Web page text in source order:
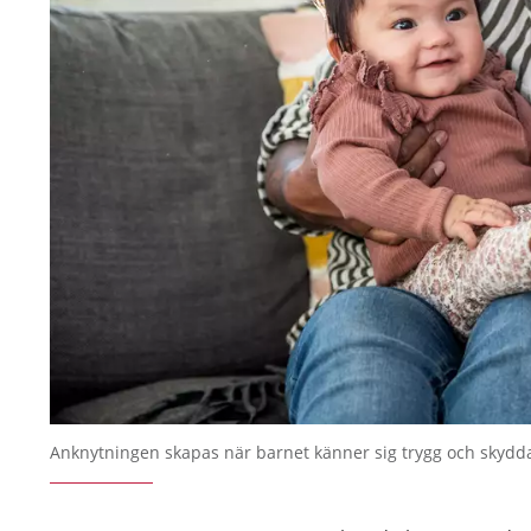
Anknytningen skapas när barnet känner sig trygg och